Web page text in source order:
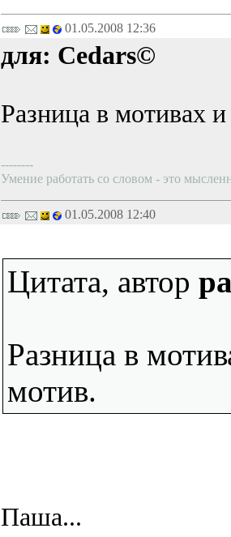
01.05.2008 12:36
для: Cedars©
Разница в мотивах
--------
Умение работать со словом - это
01.05.2008 12:40
Цитата, автор
Разница в
мотив.
Паша...